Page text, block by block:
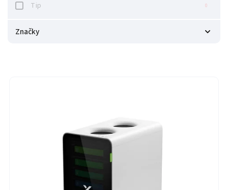
Tip 0
Značky